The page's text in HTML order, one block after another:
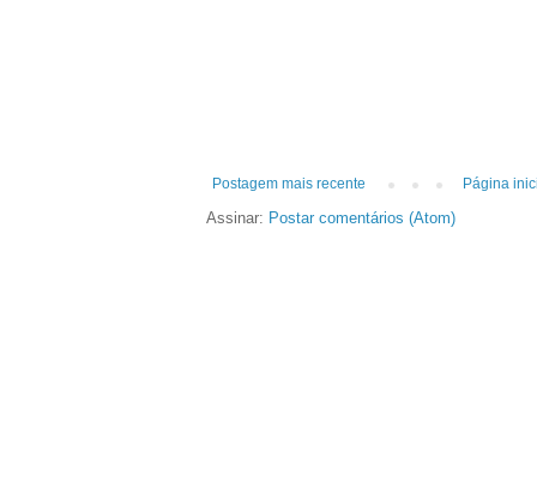
Postagem mais recente Página
Assinar: Postar comentários (Atom)